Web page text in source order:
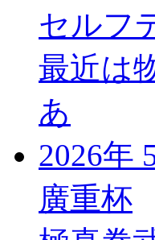
セルフ
最近は
あ
2026年
廣重杯